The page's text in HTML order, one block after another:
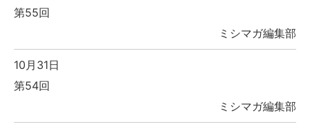
第55回
ミシマガ編集部
10月31日
第54回
ミシマガ編集部